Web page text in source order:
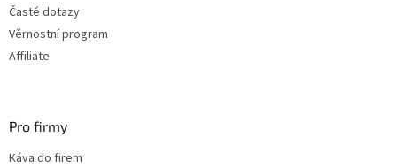
Časté dotazy
Věrnostní program
Affiliate
Pro firmy
Káva do firem